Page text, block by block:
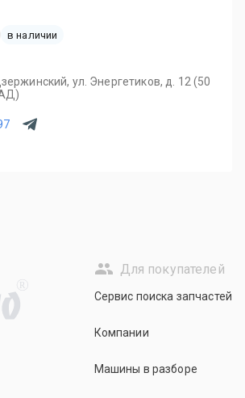
в наличии
ул. Энергетиков, д. 12 (50
R
Для покупателей
Сервис поиска запчастей
Компании
Машины в разборе